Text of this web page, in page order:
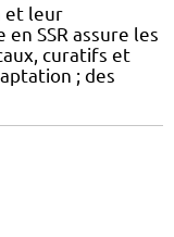
et leur
SSR assure les
curatifs et
; des